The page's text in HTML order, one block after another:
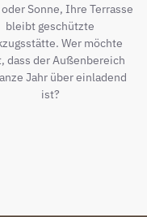
oder Sonne, Ihre Terrasse
bleibt geschützte
Wer möchte
dass der Außenbereich
Jahr über einladend
ist?